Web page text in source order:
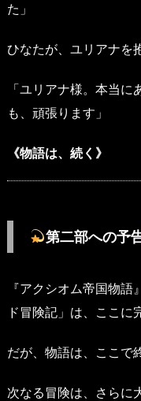
た」
ひなたが、ユリアナを
「ユリアナ様。本当
も、頑張ります」
《物語は、続く》
第二部への予
『アクシオム帝国物
ド冒険記」は、ここに
だが、物語は、ここで
次なる冒険は、さらに